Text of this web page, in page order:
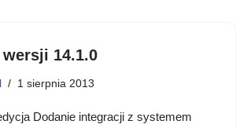
14.1.0
1 sierpnia 2013
Dodanie integracji z systemem